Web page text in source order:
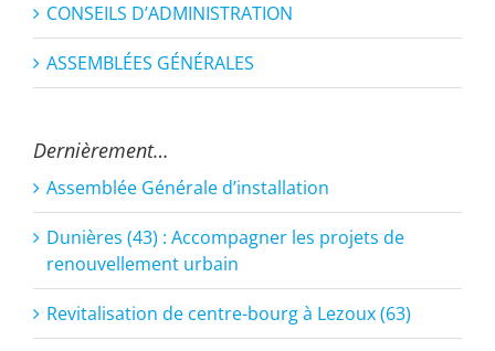
CONSEILS D’ADMINISTRATION
ASSEMBLÉES GÉNÉRALES
Dernièrement…
Assemblée Générale d’installation
Dunières (43) : Accompagner les projets de
renouvellement urbain
Revitalisation de centre-bourg à Lezoux (63)